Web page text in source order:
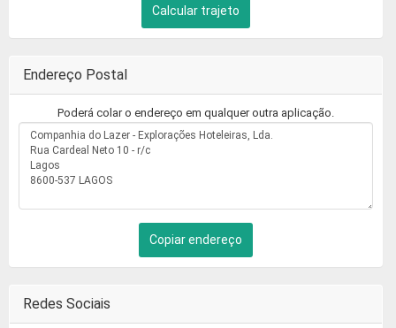
Calcular trajeto
Endereço Postal
Poderá colar o endereço em qualquer outra aplicação.
Copiar endereço
Redes Sociais